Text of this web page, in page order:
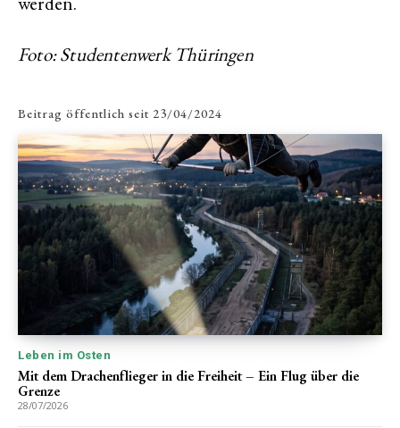
Foto: Studentenwerk Thüringen
Beitrag öffentlich seit 23/04/2024
Leben im Osten
Mit dem Drachenflieger in die Freiheit – Ein Flug über die
Grenze
28/07/2026